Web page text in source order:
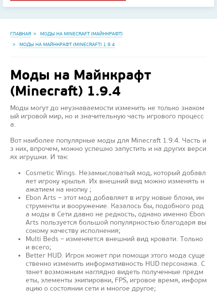
ГЛАВНАЯ
МОДЫ НА MINECRAFT (МАЙНКРАФТ)
МОДЫ НА МАЙНКРАФТ (MINECRAFT) 1.9.4
Моды на Майнкрафт
(Minecraft) 1.9.4
Моды могут до неузнаваемости изменить не только знаком
ый игровой мир, но и значительную часть игрового процесс
а.
Вот наиболее популярные моды для Minecraft 1.9.4. Часть и
з них, впрочем, можно успешно запустить и на других верси
ях игрушки. И так:
Cosmetic Wings. Незамысловатый мод, который добавл
яет игроку крылья. Их внешний вид можно изменять н
ажатием на кнопку ;
Ebon Arts – этот мод добавляет в игру новые блоки, ин
струменты и вооружение. Казалось бы, подобного род
а моды в Сети давно не редкость, однако именно Ebon
Arts пользуется большой популярностью благодаря вы
сокому качеству исполнения;
Multi Beds – изменяется внешний вид кровати. Только
и всего;
Better HUD. Игрок может при помощи этого мода суще
ственно изменить информативность HUD персонажа. С
танет возможным наглядно видеть полученные предм
еты, элементы экипировки, FPS, игровое время, информ
ацию о состоянии сети и многое другое;